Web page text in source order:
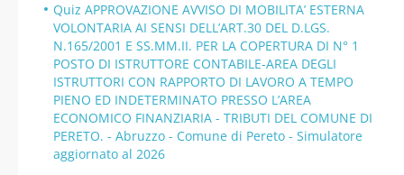
Quiz APPROVAZIONE AVVISO DI MOBILITA’ ESTERNA
VOLONTARIA AI SENSI DELL’ART.30 DEL D.LGS.
N.165/2001 E SS.MM.II. PER LA COPERTURA DI N° 1
POSTO DI ISTRUTTORE CONTABILE-AREA DEGLI
ISTRUTTORI CON RAPPORTO DI LAVORO A TEMPO
PIENO ED INDETERMINATO PRESSO L’AREA
ECONOMICO FINANZIARIA - TRIBUTI DEL COMUNE DI
PERETO. - Abruzzo - Comune di Pereto - Simulatore
aggiornato al 2026